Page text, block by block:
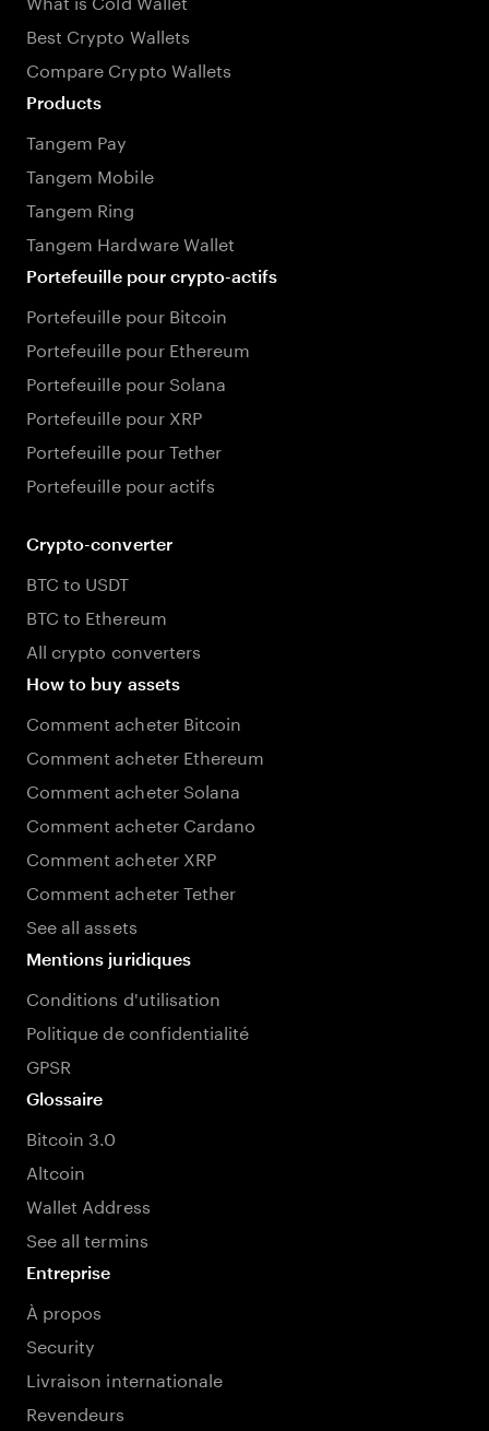
Best Crypto Wallets
Compare Crypto Wallets
Products
Tangem Pay
Tangem Mobile
Tangem Ring
Tangem Hardware Wallet
Portefeuille pour crypto-actifs
Portefeuille pour Bitcoin
Portefeuille pour Ethereum
Portefeuille pour Solana
Portefeuille pour XRP
Portefeuille pour Tether
Portefeuille pour actifs
Crypto-converter
BTC to USDT
BTC to Ethereum
All crypto converters
How to buy assets
Comment acheter Bitcoin
Comment acheter Ethereum
Comment acheter Solana
Comment acheter Cardano
Comment acheter XRP
Comment acheter Tether
See all assets
Mentions juridiques
Conditions d'utilisation
Politique de confidentialité
GPSR
Glossaire
Bitcoin 3.0
Altcoin
Wallet Address
See all termins
Entreprise
À propos
Security
Livraison internationale
Revendeurs